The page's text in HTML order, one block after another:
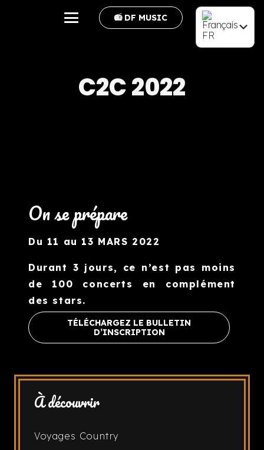
📻 DF MUSIC
FR
C2C 2022
On se prépare
Du 11 au 13 MARS 2022
Durant 3 jours, ce n’est pas moins
de 100 concerts en complément
des stars.
TÉLÉCHARGEZ LE BULLETIN
D’INSCRIPTION
À découvrir
Voyages Country